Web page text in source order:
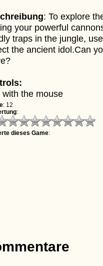
: To explore
your powerful
traps in the jungle,
the ancient idol.Can
with the mouse
: 12
:
dieses Game: